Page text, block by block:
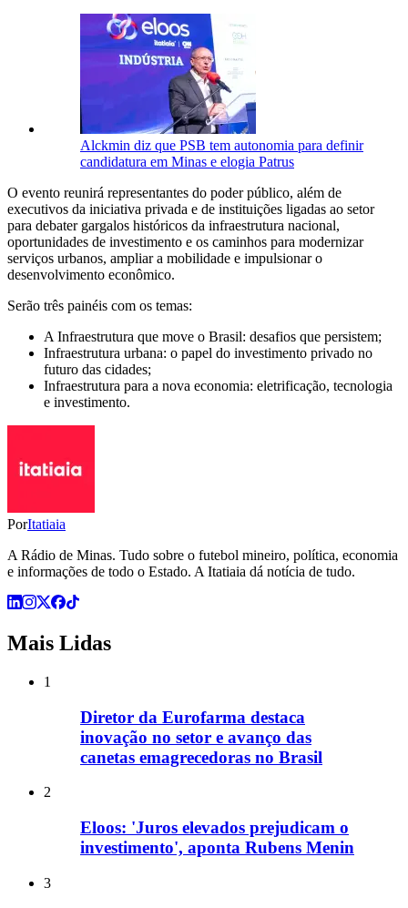
Alckmin diz que PSB tem autonomia para definir
candidatura em Minas e elogia Patrus
O evento reunirá representantes do poder público, além de
executivos da iniciativa privada e de instituições ligadas ao setor
para debater gargalos históricos da infraestrutura nacional,
oportunidades de investimento e os caminhos para modernizar
serviços urbanos, ampliar a mobilidade e impulsionar o
desenvolvimento econômico.
Serão três painéis com os temas:
A Infraestrutura que move o Brasil: desafios que persistem;
Infraestrutura urbana: o papel do investimento privado no
futuro das cidades;
Infraestrutura para a nova economia: eletrificação, tecnologia
e investimento.
PorItatiaia
A Rádio de Minas. Tudo sobre o futebol mineiro, política, economia
e informações de todo o Estado. A Itatiaia dá notícia de tudo.
Mais Lidas
1
Diretor da Eurofarma destaca
inovação no setor e avanço das
canetas emagrecedoras no Brasil
2
Eloos: 'Juros elevados prejudicam o
investimento', aponta Rubens Menin
3